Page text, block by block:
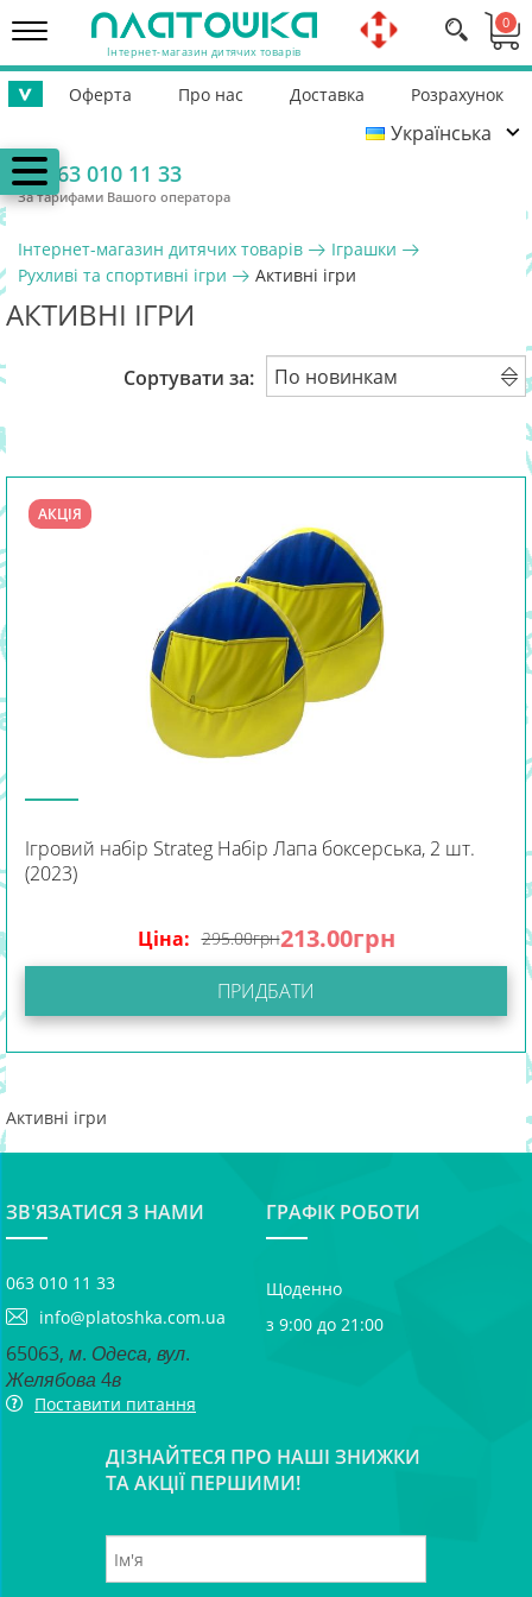
> Оферта Про нас Доставка
Розрахунок
Допомога ЗСУ
Українська
063 010 11 33
За тарифами Вашого оператора
Інтернет-магазин дитячих товарів
0
Інтернет-магазин дитячих товарів
Іграшки
Рухливі та спортивні ігри
Активні ігри
АКТИВНІ ІГРИ
Сортувати за:
АКЦІЯ
Ігровий набір Strateg Набір Лапа боксерська, 2 шт.
(2023)
Ціна: 295.00грн213.00грн
ПРИДБАТИ
Активні ігри
ЗВ'ЯЗАТИСЯ З НАМИ
063 010 11 33
info@platoshka.com.ua
65063, м. Одеса, вул.
Желябова 4в
Поставити питання
ГРАФІК РОБОТИ
Щоденно
з 9:00 до 21:00
ДІЗНАЙТЕСЯ ПРО НАШІ ЗНИЖКИ
ТА АКЦІЇ ПЕРШИМИ!